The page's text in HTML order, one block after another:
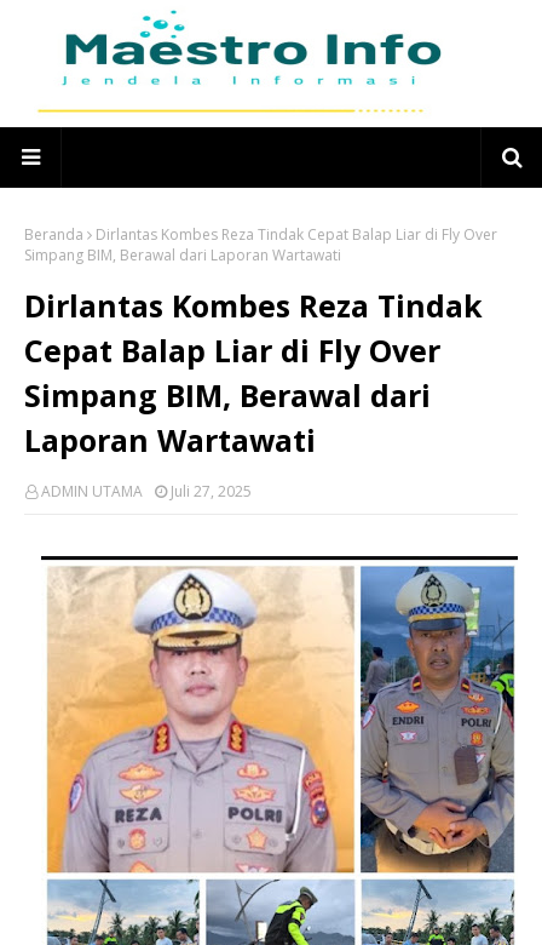
Beranda
Dirlantas Kombes Reza Tindak Cepat Balap Liar di Fly Over
Simpang BIM, Berawal dari Laporan Wartawati
Dirlantas Kombes Reza Tindak
Cepat Balap Liar di Fly Over
Simpang BIM, Berawal dari
Laporan Wartawati
ADMIN UTAMA Juli 27, 2025